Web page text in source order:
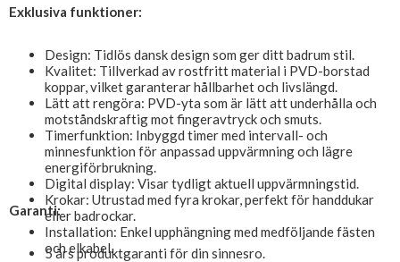
Exklusiva funktioner:
Design: Tidlös dansk design som ger ditt badrum stil.
Kvalitet: Tillverkad av rostfritt material i PVD-borstad
koppar, vilket garanterar hållbarhet och livslängd.
Lätt att rengöra: PVD-yta som är lätt att underhålla och
motståndskraftig mot fingeravtryck och smuts.
Timerfunktion: Inbyggd timer med intervall- och
minnesfunktion för anpassad uppvärmning och lägre
energiförbrukning.
Digital display: Visar tydligt aktuell uppvärmningstid.
Krokar: Utrustad med fyra krokar, perfekt för handdukar
eller badrockar.
Installation: Enkel upphängning med medföljande fästen
och elkabel.
Garanti:
5 års produktgaranti för din sinnesro.